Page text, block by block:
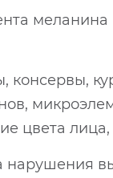
цвета лица,
нарушения